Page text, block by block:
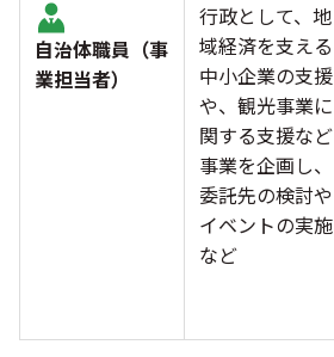
自治体職員（事
業担当者）
行政として、地
域経済を支える
中小企業の支援
や、観光事業に
関する支援など
事業を企画し、
委託先の検討や
イベントの実施
など